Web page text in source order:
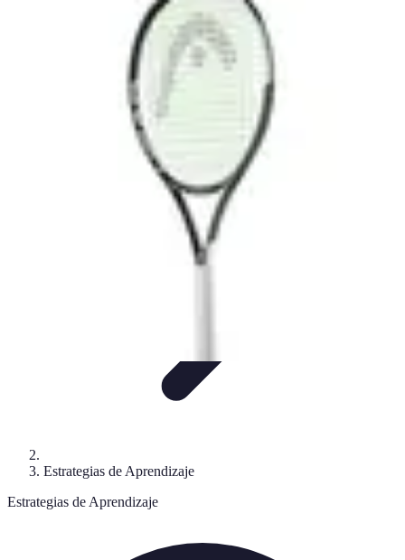
Aprendizaje Efectivo ComparativasPlataformas
Formación a Distancia
Estrategias de Aprendizaje
Estrategias de Aprendizaje